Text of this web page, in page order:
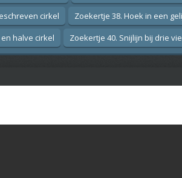
cirkel
Zoekertje 38. Hoek in een
halve cirkel
Zoekertje 40. Snijlijn bij drie